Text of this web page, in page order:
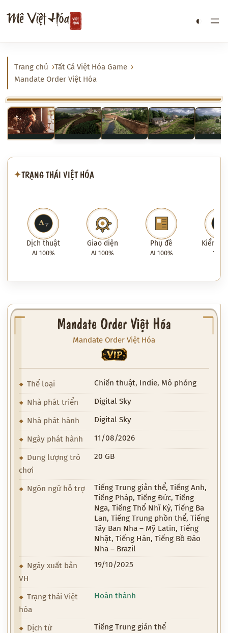
đến
nội
dung
Mê Việt Hóa ◐
Trang chủ
Tất Cả Việt Hóa Game
Mandate Order Việt Hóa
‹ ›
✦TRẠNG THÁI VIỆT HÓA
Dịch thuật
AI 100%
Giao diện
AI 100%
Phụ đề
AI 100%
Kiểm
100%
Mandate Order Việt Hóa
Mandate Order Việt Hóa
VIP
Thể loại Chiến thuật, Indie, Mô phỏng
Nhà phát triển Digital Sky
Nhà phát hành Digital Sky
Ngày phát hành 11/08/2026
Dung lượng trò
chơi
20 GB
Ngôn ngữ hỗ trợ
Tiếng Trung giản thể, Tiếng Anh,
Tiếng Pháp, Tiếng Đức, Tiếng
Nga, Tiếng Thổ Nhĩ Kỳ, Tiếng Ba
Lan, Tiếng Trung phồn thể, Tiếng
Tây Ban Nha – Mỹ Latin, Tiếng
Nhật, Tiếng Hàn, Tiếng Bồ Đào
Nha – Brazil
Ngày xuất bản
VH
19/10/2025
Trạng thái Việt
hóa
Hoàn thành
Dịch từ Tiếng Trung giản thể